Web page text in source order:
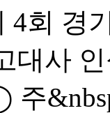
4회 경
대사
주